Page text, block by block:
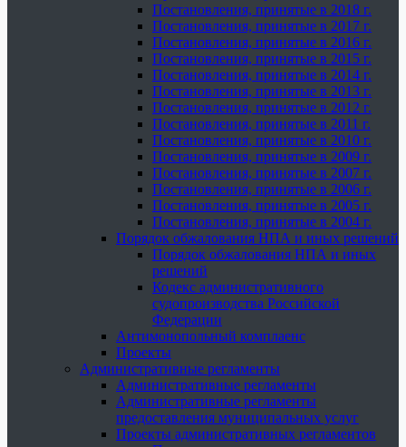
Постановления, принятые в 2018 г.
Постановления, принятые в 2017 г.
Постановления, принятые в 2016 г.
Постановления, принятые в 2015 г.
Постановления, принятые в 2014 г.
Постановления, принятые в 2013 г.
Постановления, принятые в 2012 г.
Постановления, принятые в 2011 г.
Постановления, принятые в 2010 г.
Постановления, принятые в 2009 г.
Постановления, принятые в 2007 г.
Постановления, принятые в 2006 г.
Постановления, принятые в 2005 г.
Постановления, принятые в 2004 г.
Порядок обжалования НПА и иных решений
Порядок обжалования НПА и иных
решений
Кодекс административного
судопроизводства Российской
Федерации
Антимонопольный комплаенс
Проекты
Административные регламенты
Административные регламенты
Административные регламенты
предоставления муниципальных услуг
Проекты административных регламентов